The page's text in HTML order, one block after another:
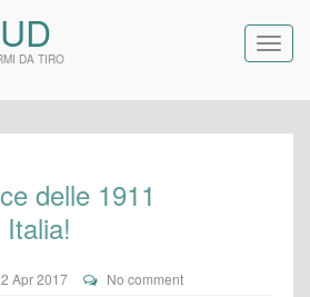
DA TIRO
delle 1911
Apr 2017 No comment